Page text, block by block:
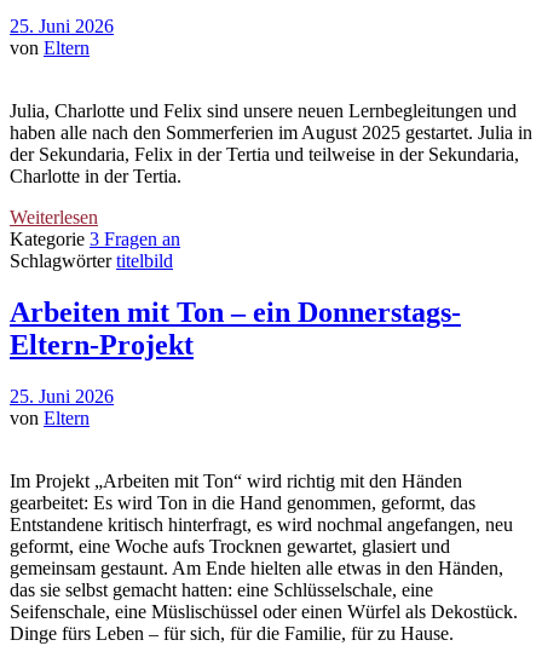
25. Juni 2026
von Eltern
Julia, Charlotte und Felix sind unsere neuen Lernbegleitungen und
haben alle nach den Sommerferien im August 2025 gestartet. Julia in
der Sekundaria, Felix in der Tertia und teilweise in der Sekundaria,
Charlotte in der Tertia.
Weiterlesen
Kategorie 3 Fragen an
Schlagwörtertitelbild
Arbeiten mit Ton – ein Donnerstags-
Eltern-Projekt
25. Juni 2026
von Eltern
Im Projekt „Arbeiten mit Ton“ wird richtig mit den Händen
gearbeitet: Es wird Ton in die Hand genommen, geformt, das
Entstandene kritisch hinterfragt, es wird nochmal angefangen, neu
geformt, eine Woche aufs Trocknen gewartet, glasiert und
gemeinsam gestaunt. Am Ende hielten alle etwas in den Händen,
das sie selbst gemacht hatten: eine Schlüsselschale, eine
Seifenschale, eine Müslischüssel oder einen Würfel als Dekostück.
Dinge fürs Leben – für sich, für die Familie, für zu Hause.